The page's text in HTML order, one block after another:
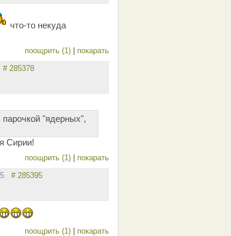
что-то некуда
поощрить (1) покарать
# 285378
"ядерных",
Сирии!
поощрить (1) покарать
# 285395
поощрить (1) покарать